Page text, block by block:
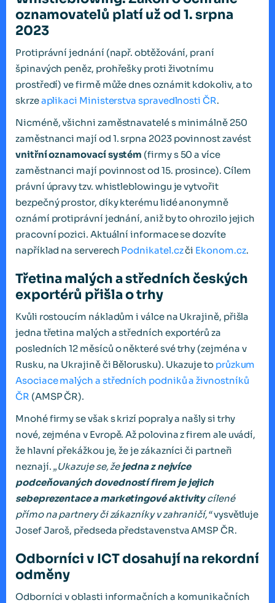
oznamovatelů platí už od 1. srpna
2023
Protiprávní jednání (např. obtěžování, praní
špinavých peněz, prohřešky proti životnímu
prostředí) ve firmě může dnes oznámit kdokoliv, a to
skrzeaplikaci Ministerstva spravedlnosti ČR.
Nicméně, všichni zaměstnavatelé s minimálně 250
zaměstnanci mají od 1. srpna 2023 povinnost zavést
vnitřní oznamovací systém (firmy s 50 a více
zaměstnanci mají povinnost od 15. prosince). Cílem
právní úpravy tzv. whistleblowingu je vytvořit
bezpečný prostor, díky kterému lidé anonymně
oznámí protiprávní jednání, aniž by to ohrozilo jejich
pracovní pozici. Aktuální informace se dozvíte
například na serverech Podnikatel.czči Ekonom.cz.
Třetina malých a středních českých
exportérů přišla o trhy
Kvůli rostoucím nákladům i válce na Ukrajině, přišla
jedna třetina malých a středních exportérů za
posledních 12 měsíců o některé své trhy (zejména v
Rusku, na Ukrajině či Bělorusku). Ukazuje to průzkum
Asociace malých a středních podniků a živnostníků
ČR (AMSP ČR).
Mnohé firmy se však s krizí popraly a našly si trhy
nové, zejména v Evropě. Až polovina z firem ale uvádí,
že hlavní překážkou je, že je zákazníci či partneři
neznají. „Ukazuje se, že jedna z nejvíce
podceňovaných dovedností firem je jejich
sebeprezentace a marketingové aktivitycílené
přímo na partnery či zákazníky v zahraničí,“vysvětluje
Josef Jaroš, předseda představenstva AMSP ČR.
Odborníci v ICT dosahují na rekordní
odměny
Odborníci v oblasti informačních a komunikačních